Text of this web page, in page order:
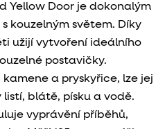
Yellow Door je dokonalým
kouzelným světem. Díky
užijí vytvoření ideálního
postavičky.
a pryskyřice, lze jej
blátě, písku a vodě.
vyprávění příběhů,